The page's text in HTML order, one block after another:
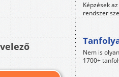
Képzések
rendszer
Nem is
1700+